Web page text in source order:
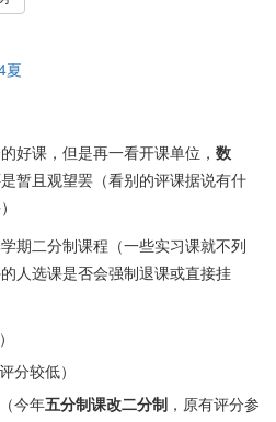
夏
好课，但是再一看开课单位， 数
暂且观望罢（看别的评课据说有什
期二分制课程（一些实习课就不列
人选课是否会强制退课或直接挂
分较低）
（今年五分制课改二分制 ，原有评分参